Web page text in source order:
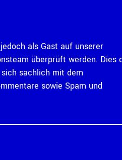
als Gast auf unserer
überprüft werden. Dies
sachlich mit dem
sowie Spam und